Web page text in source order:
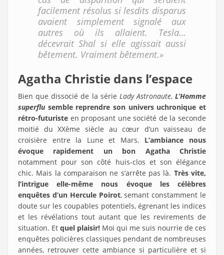
facilement résolus si lesdits disparus
avaient simplement signalé aux
autres où ils allaient. Tesla…
décevrait Shal si elle agissait aussi
bêtement. Vraiment bêtement.»
Agatha Christie dans l’espace
Bien que dissocié de la série Lady Astronaute, L’Homme
superflu semble reprendre son univers uchronique et
rétro-futuriste en proposant une société de la seconde
moitié du XXème siècle au cœur d’un vaisseau de
croisière entre la Lune et Mars. L’ambiance nous
évoque rapidement un bon Agatha Christie
notamment pour son côté huis-clos et son élégance
chic. Mais la comparaison ne s’arrête pas là. Très vite,
l’intrigue elle-même nous
évoque les célèbres
enquêtes d’un Hercule Poirot, semant constamment le
doute sur les coupables potentiels, égrenant les indices
et les révélations tout autant que les revirements de
situation. Et quel plaisir! Moi qui me suis nourrie de ces
enquêtes policières classiques pendant de nombreuses
années, retrouver cette ambiance si particulière et si